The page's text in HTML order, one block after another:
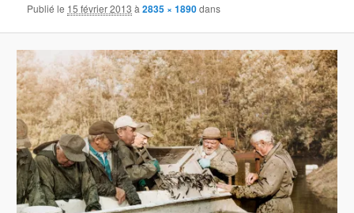
Publié le 15 février 2013 à2835 × 1890dans